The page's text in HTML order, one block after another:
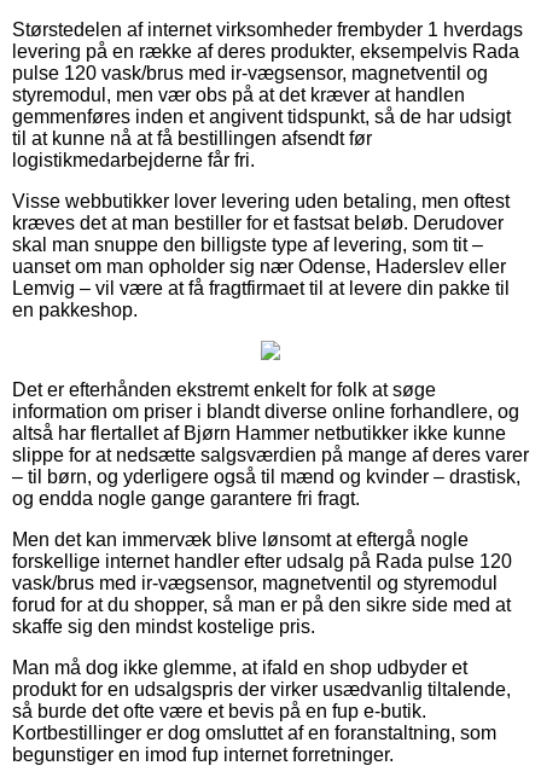
Størstedelen af internet virksomheder frembyder 1 hverdags
levering på en række af deres produkter, eksempelvis Rada
pulse 120 vask/brus med ir-vægsensor, magnetventil og
styremodul, men vær obs på at det kræver at handlen
gemmenføres inden et angivent tidspunkt, så de har udsigt
til at kunne nå at få bestillingen afsendt før
logistikmedarbejderne får fri.
Visse webbutikker lover levering uden betaling, men oftest
kræves det at man bestiller for et fastsat beløb. Derudover
skal man snuppe den billigste type af levering, som tit –
uanset om man opholder sig nær Odense, Haderslev eller
Lemvig – vil være at få fragtfirmaet til at levere din pakke til
en pakkeshop.
Det er efterhånden ekstremt enkelt for folk at søge
information om priser i blandt diverse online forhandlere, og
altså har flertallet af Bjørn Hammer netbutikker ikke kunne
slippe for at nedsætte salgsværdien på mange af deres varer
– til børn, og yderligere også til mænd og kvinder – drastisk,
og endda nogle gange garantere fri fragt.
Men det kan immervæk blive lønsomt at eftergå nogle
forskellige internet handler efter udsalg på Rada pulse 120
vask/brus med ir-vægsensor, magnetventil og styremodul
forud for at du shopper, så man er på den sikre side med at
skaffe sig den mindst kostelige pris.
Man må dog ikke glemme, at ifald en shop udbyder et
produkt for en udsalgspris der virker usædvanlig tiltalende,
så burde det ofte være et bevis på en fup e-butik.
Kortbestillinger er dog omsluttet af en foranstaltning, som
begunstiger en imod fup internet forretninger.